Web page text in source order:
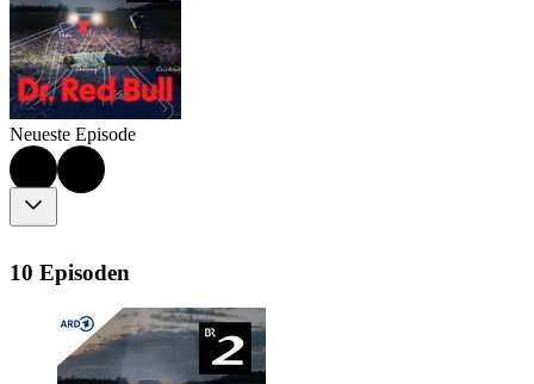
Neueste Episode
10 Episoden